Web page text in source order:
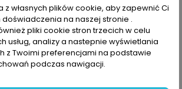
z własnych plików cookie, aby zapewnić Ci
na naszej stronie .
pliki cookie stron trzecich w celu
usług, analizy a nastepnie wyświetlania
z Twoimi preferencjami na podstawie
podczas nawigacji.